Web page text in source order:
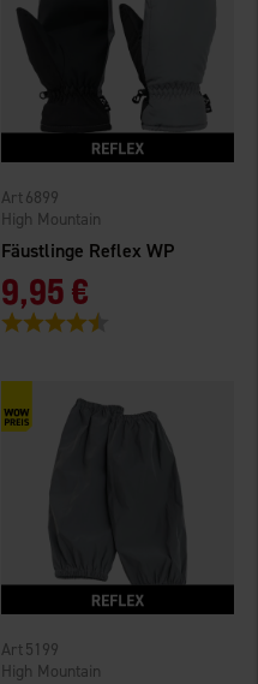
Fäustlinge Reflex WP
High Mountain
6899
9,95 €
Bewertung:
High Mountain
5199